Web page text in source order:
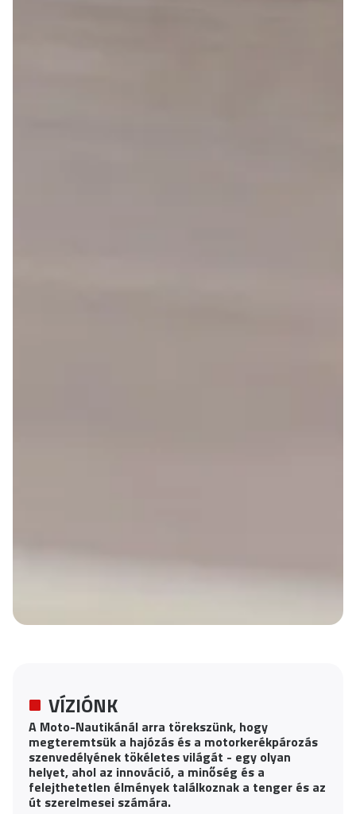
VÍZIÓNK
A Moto-Nautikánál arra törekszünk, hogy
megteremtsük a hajózás és a motorkerékpározás
szenvedélyének tökéletes világát - egy olyan
helyet, ahol az innováció, a minőség és a
felejthetetlen élmények találkoznak a tenger és az
út szerelmesei számára.